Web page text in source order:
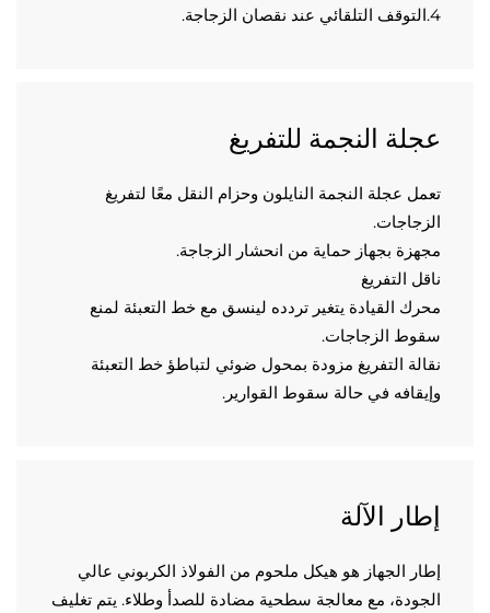
النجمة للتفريغ
تعمل عجلة النجمة النايلون وحزام النقل معًا لتفريغ
بجهاز حماية من انحشار الزجاجة.
التفريغ
محرك القيادة يتغير تردده لينسق مع خط التعبئة لمنع
الزجاجات.
نقالة التفريغ مزودة بمحول ضوئي لتباطؤ خط التعبئة
في حالة سقوط القوارير.
الآلة
إطار الجهاز هو هيكل ملحوم من الفولاذ الكربوني عالي
الجودة، مع معالجة سطحية مضادة للصدأ وطلاء. يتم تغليف